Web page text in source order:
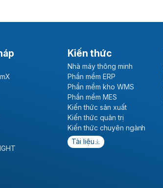
Kiến thức
Nhà máy thông minh
Phần mềm ERP
Phần mềm kho WMS
Phần mềm MES
Kiến thức sản xuất
Kiến thức quản trị
Kiến thức chuyên ngành
Tài liệu